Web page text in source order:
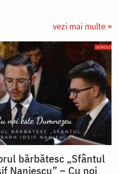
vezi mai multe »
bărbătesc „Sfântul
Naniescu” – Cu noi